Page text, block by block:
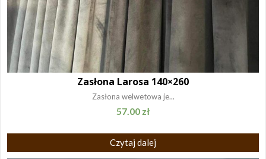
Zasłona Larosa 140×260
Zasłona welwetowa je...
57.00 zł
Czytaj dalej